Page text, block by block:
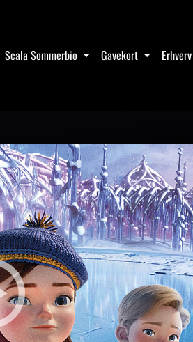
Scala Sommerbio Gavekort Erhverv